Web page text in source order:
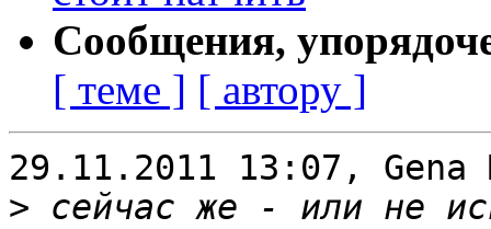
Сообщения,
[ теме ] [ автору ]
29.11.2011 13:07, Gena
> сейчас же - или не